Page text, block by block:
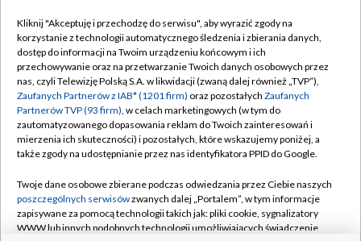
TVP
Abonament TVP
Emisja w TVP
Centrum informacji TVP
Naziemna Telewizja Cyfrowa
Rada Programowa
System NOS
Regulamin TVP
Polityka prywatności
Moje zgody
Pomoc
Kontakt
Kliknij "Akceptuję i przechodzę do serwisu", aby wyrazić zgody na
korzystanie z technologii automatycznego śledzenia i zbierania danych,
dostęp do informacji na Twoim urządzeniu końcowym i ich
przechowywanie oraz na przetwarzanie Twoich danych osobowych przez
nas, czyli Telewizję Polską S.A. w likwidacji (zwaną dalej również „TVP”),
Zaufanych Partnerów z IAB* (1201 firm) oraz pozostałych Zaufanych
Partnerów TVP (93 firm), w celach marketingowych (w tym do
zautomatyzowanego dopasowania reklam do Twoich zainteresowań i
mierzenia ich skuteczności) i pozostałych, które wskazujemy poniżej, a
także zgody na udostępnianie przez nas identyfikatora PPID do Google.
Twoje dane osobowe zbierane podczas odwiedzania przez Ciebie naszych
poszczególnych serwisówzwanych dalej „Portalem”, w tym informacje
zapisywane za pomocą technologii takich jak: pliki cookie, sygnalizatory
WWW lub innych podobnych technologii umożliwiających świadczenie